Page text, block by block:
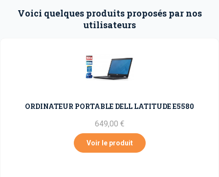
Voici quelques produits proposés par nos
utilisateurs
ORDINATEUR PORTABLE DELL LATITUDE E5580
649,00 €
Voir le produit